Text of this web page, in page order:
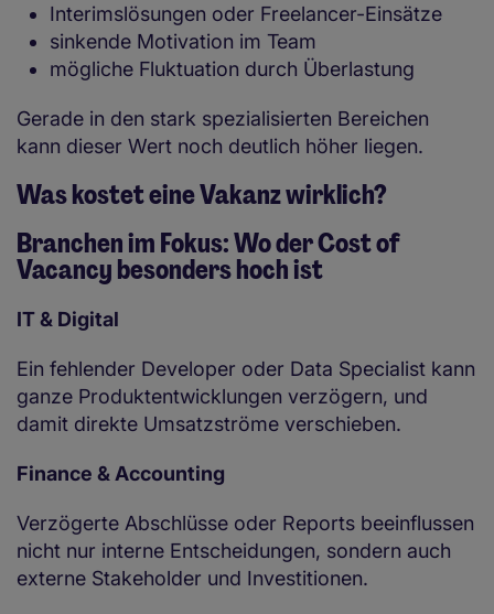
Interimslösungen oder Freelancer-Einsätze
sinkende Motivation im Team
mögliche Fluktuation durch Überlastung
Gerade in den stark spezialisierten Bereichen
kann dieser Wert noch deutlich höher liegen.
Was kostet eine Vakanz wirklich?
Branchen im Fokus: Wo der Cost of
Vacancy besonders hoch ist
IT & Digital
Ein fehlender Developer oder Data Specialist kann
ganze Produktentwicklungen verzögern, und
damit direkte Umsatzströme verschieben.
Finance & Accounting
Verzögerte Abschlüsse oder Reports beeinflussen
nicht nur interne Entscheidungen, sondern auch
externe Stakeholder und Investitionen.